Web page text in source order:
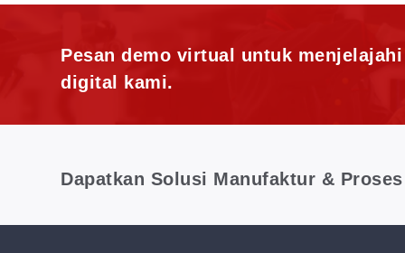
Pesan demo virtual untuk
digital kami.
Dapatkan Solusi Manufaktur &